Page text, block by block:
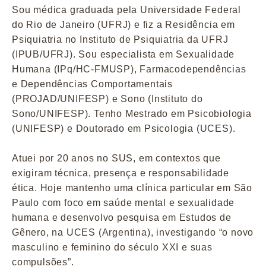
Sou médica graduada pela Universidade Federal
do Rio de Janeiro (UFRJ) e fiz a Residência em
Psiquiatria no Instituto de Psiquiatria da UFRJ
(IPUB/UFRJ). Sou especialista em Sexualidade
Humana (IPq/HC-FMUSP), Farmacodependências
e Dependências Comportamentais
(PROJAD/UNIFESP) e Sono (Instituto do
Sono/UNIFESP). Tenho Mestrado em Psicobiologia
(UNIFESP) e Doutorado em Psicologia (UCES).
Atuei por 20 anos no SUS, em contextos que
exigiram técnica, presença e responsabilidade
ética. Hoje mantenho uma clínica particular em São
Paulo com foco em saúde mental e sexualidade
humana e desenvolvo pesquisa em Estudos de
Gênero, na UCES (Argentina), investigando “o novo
masculino e feminino do século XXI e suas
compulsões”.